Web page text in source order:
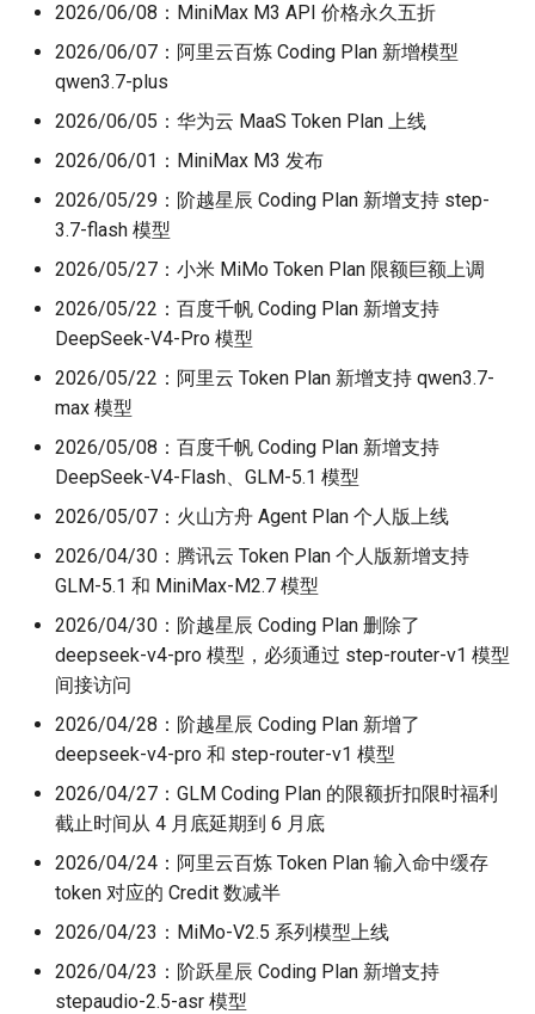
2026/06/08：MiniMax M3 API 价格永久五折
2026/06/07：阿里云百炼 Coding Plan 新增模型
qwen3.7-plus
2026/06/05：华为云 MaaS Token Plan 上线
2026/06/01：MiniMax M3 发布
2026/05/29：阶越星辰 Coding Plan 新增支持 step-
3.7-flash 模型
2026/05/27：小米 MiMo Token Plan 限额巨额上调
2026/05/22：百度千帆 Coding Plan 新增支持
DeepSeek-V4-Pro 模型
2026/05/22：阿里云 Token Plan 新增支持 qwen3.7-
max 模型
2026/05/08：百度千帆 Coding Plan 新增支持
DeepSeek-V4-Flash、GLM-5.1 模型
2026/05/07：火山方舟 Agent Plan 个人版上线
2026/04/30：腾讯云 Token Plan 个人版新增支持
GLM-5.1 和 MiniMax-M2.7 模型
2026/04/30：阶越星辰 Coding Plan 删除了
deepseek-v4-pro 模型，必须通过 step-router-v1 模型
间接访问
2026/04/28：阶越星辰 Coding Plan 新增了
deepseek-v4-pro 和 step-router-v1 模型
2026/04/27：GLM Coding Plan 的限额折扣限时福利
截止时间从 4 月底延期到 6 月底
2026/04/24：阿里云百炼 Token Plan 输入命中缓存
token 对应的 Credit 数减半
2026/04/23：MiMo-V2.5 系列模型上线
2026/04/23：阶跃星辰 Coding Plan 新增支持
stepaudio-2.5-asr 模型